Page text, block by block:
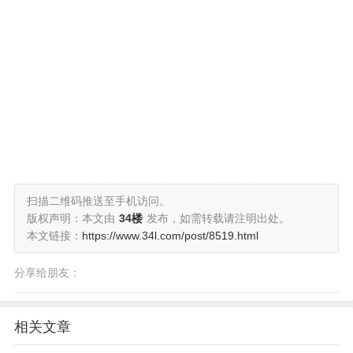
扫描二维码推送至手机访问。
版权声明：本文由 34楼 发布，如需转载请注明出处。
本文链接： https://www.34l.com/post/8519.html
分享给朋友：
相关文章